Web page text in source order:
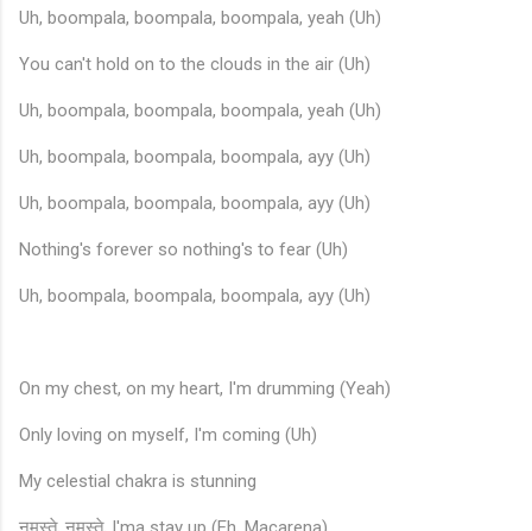
Uh, boompala, boompala, boompala, yeah (Uh)
You can't hold on to the clouds in the air (Uh)
Uh, boompala, boompala, boompala, yeah (Uh)
Uh, boompala, boompala, boompala, ayy (Uh)
Uh, boompala, boompala, boompala, ayy (Uh)
Nothing's forever so nothing's to fear (Uh)
Uh, boompala, boompala, boompala, ayy (Uh)
On my chest, on my heart, I'm drumming (Yeah)
Only loving on myself, I'm coming (Uh)
My celestial chakra is stunning